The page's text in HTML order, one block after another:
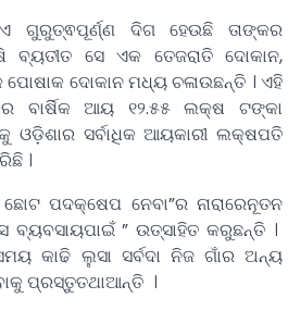
ଗୁରୁତ୍ଵପୂର୍ଣ୍ଣ ଦିଗ ହେଉଛି ତାଙ୍କର
ସେ ଏକ ତେଜରାତି ଦୋକାନ,
ପୋଷାକ ଦୋକାନ ମଧ୍ୟ ଚଳାଉଛନ୍ତି । ଏହି
ବାର୍ଷିକ ଆୟ ୧୨.୫୫ ଲକ୍ଷ ଟଙ୍କା
ଓଡ଼ିଶାର ସର୍ବାଧିକ ଆୟକାରୀ ଲକ୍ଷପତି
।
ପଦକ୍ଷେପ ନେବା”ର ନାରାରେନୂତନ
ବ୍ୟବସାୟପାଇଁ ” ଉତ୍ସାହିତ କରୁଛନ୍ତି ।
କାଢି ଲୁସା ସର୍ବଦା ନିଜ ଗାଁର ଅନ୍ୟ
ପ୍ରସ୍ତୁତଥାଆନ୍ତି ।